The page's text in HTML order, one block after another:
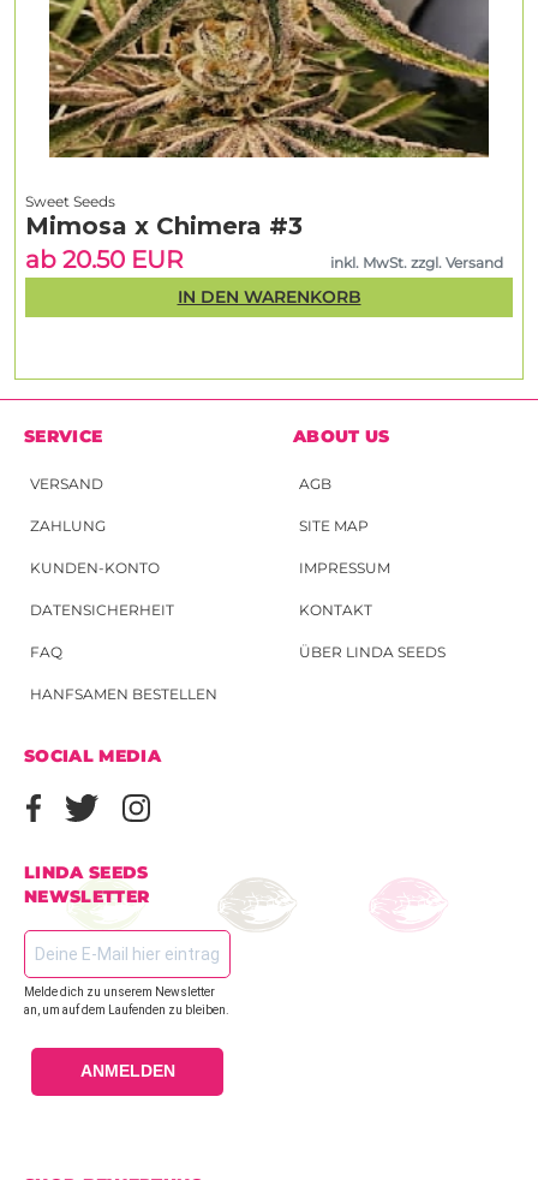
Sweet Seeds
Mimosa x Chimera #3
ab 20.50 EUR
inkl. MwSt. zzgl. Versand
IN DEN WARENKORB
SERVICE
VERSAND
ZAHLUNG
KUNDEN-KONTO
DATENSICHERHEIT
FAQ
HANFSAMEN BESTELLEN
ABOUT US
AGB
SITE MAP
IMPRESSUM
KONTAKT
ÜBER LINDA SEEDS
SOCIAL MEDIA
LINDA SEEDS
NEWSLETTER
Melde dich zu unserem Newsletter
an, um auf dem Laufenden zu bleiben.
ANMELDEN